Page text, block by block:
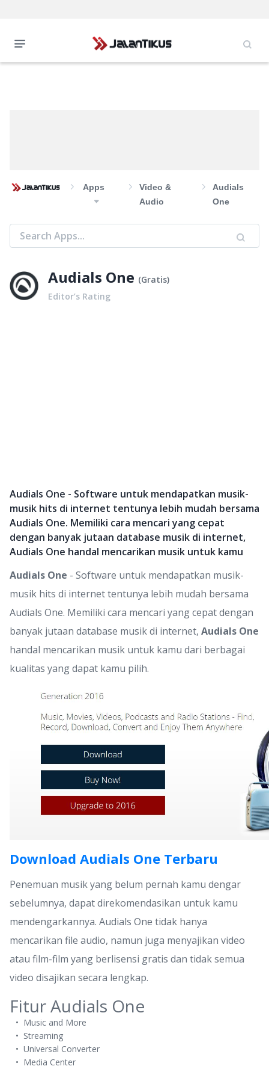
Apps
Video &
Audio
Audials
One
Audials One (Gratis)
Editor’s Rating
Audials One - Software untuk mendapatkan musik-
musik hits di internet tentunya lebih mudah bersama
Audials One. Memiliki cara mencari yang cepat
dengan banyak jutaan database musik di internet,
Audials One handal mencarikan musik untuk kamu
Audials One - Software untuk mendapatkan musik-
musik hits di internet tentunya lebih mudah bersama
Audials One. Memiliki cara mencari yang cepat dengan
banyak jutaan database musik di internet, Audials One
handal mencarikan musik untuk kamu dari berbagai
kualitas yang dapat kamu pilih.
Download Audials One Terbaru
Penemuan musik yang belum pernah kamu dengar
sebelumnya, dapat direkomendasikan untuk kamu
mendengarkannya. Audials One tidak hanya
mencarikan file audio, namun juga menyajikan video
atau film-film yang berlisensi gratis dan tidak semua
video disajikan secara lengkap.
Fitur Audials One
Music and More
Streaming
Universal Converter
Media Center